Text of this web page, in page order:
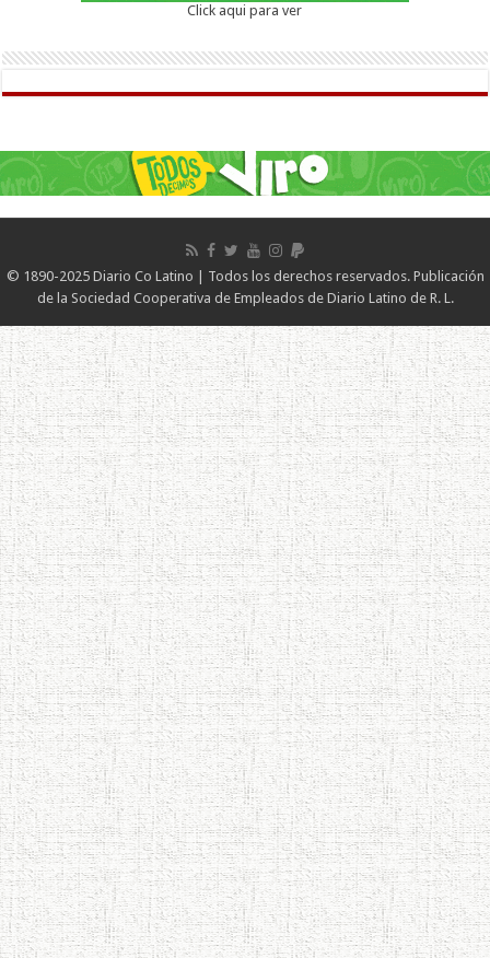
Click aqui para ver
© 1890-2025 Diario Co Latino | Todos los derechos reservados. Publicación
de la Sociedad Cooperativa de Empleados de Diario Latino de R. L.